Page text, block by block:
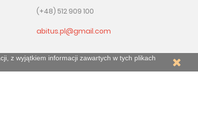
z wyjątkiem informacji zawartych w tych plikach
(+48) 512 909 100
abitus.pl@gmail.com